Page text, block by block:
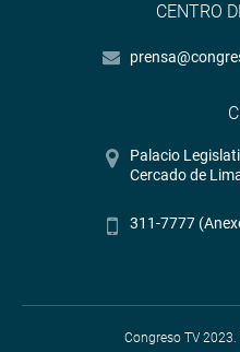
CENTRO
Palacio
Cercado de
311-7777
Congreso TV 2023.